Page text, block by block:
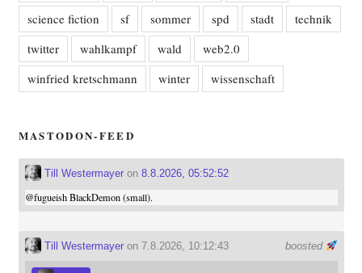
science fiction
sf sommer spd stadt
technik
twitter
wahlkampf wald
web2.0
winfried kretschmann
winter wissenschaft
MASTODON-FEED
Till Westermayeron 8.8.2026, 05:52:52
@fugueishBlackDemon (small).
boosted
Till Westermayeron 7.8.2026, 10:12:43